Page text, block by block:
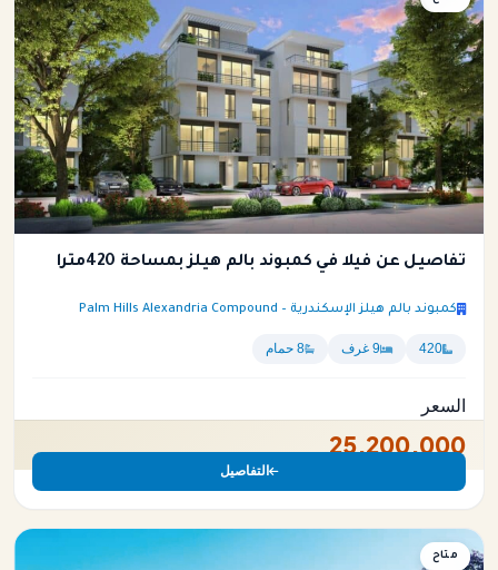
تفاصيل عن فيلا في كمبوند بالم هيلز بمساحة 420متراً
كمبوند بالم هيلز الإسكندرية – Palm Hills Alexandria Compound
420 9 غرف 8 حمام
السعر
25,200,000
التفاصيل
فيلا
متاح